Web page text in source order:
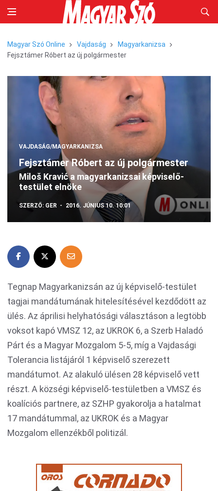
Magyar Szó Online Vajdaság
Magyarkanizsa
Fejsztámer Róbert az új polgármester
VAJDASÁG/MAGYARKANIZSA
Fejsztámer Róbert az új polgármester
Miloš Kravić a magyarkanizsai képviselő-
testület elnöke
SZERZŐ: GER 2016. JÚNIUS 10. 10:01
Tegnap Magyarkanizsán az új képviselő-testület
tagjai mandátumának hitelesítésével kezdődött az
ülés. Az áprilisi helyhatósági választáson a legtöbb
voksot kapó VMSZ 12, az UKROK 6, a Szerb Haladó
Párt és a Magyar Mozgalom 5-5, míg a Vajdasági
Tolerancia listájáról 1 képviselő szerezett
mandátumot. Az alakuló ülésen 28 képviselő vett
részt. A községi képviselő-testületben a VMSZ és
koalíciós partnere, az SZHP gyakorolja a hatalmat
17 mandátummal, az UKROK és a Magyar
Mozgalom ellenzékből politizál.